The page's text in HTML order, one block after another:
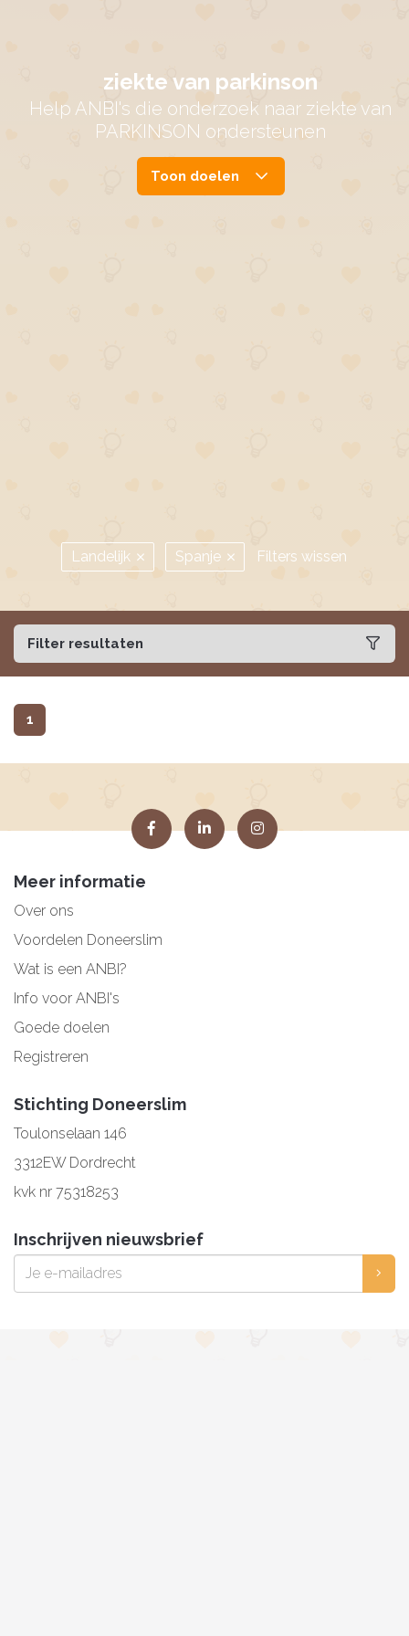
ziekte van parkinson
Help ANBI's die onderzoek naar ziekte van
PARKINSON ondersteunen
Toon doelen
Landelijk Spanje Filters wissen
Filter resultaten
1
Meer informatie
Over ons
Voordelen Doneerslim
Wat is een ANBI?
Info voor ANBI's
Goede doelen
Registreren
Stichting Doneerslim
Toulonselaan 146
3312EW Dordrecht
kvk nr 75318253
Inschrijven nieuwsbrief